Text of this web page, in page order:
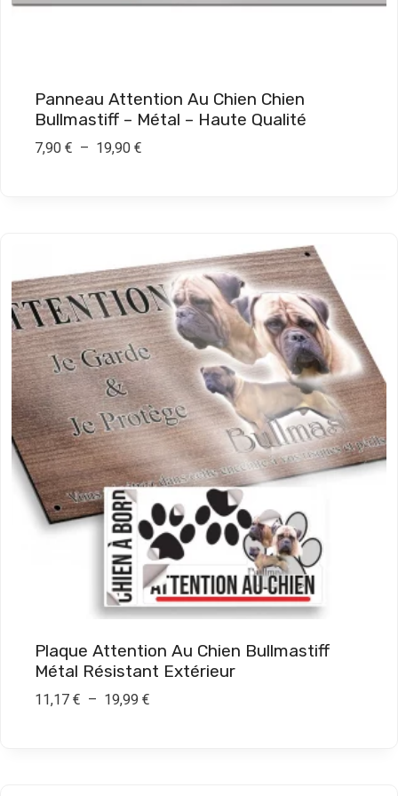
€
,
9
0
Panneau Attention Au Chien Chien
Bullmastiff – Métal – Haute Qualité
7,90 € – 19,90 €P
d
e
p
r
i
x
:
,
0
€
à
1
,
9
0
Plaque Attention Au Chien Bullmastiff
Métal Résistant Extérieur
11,17 € – 19,99 €P